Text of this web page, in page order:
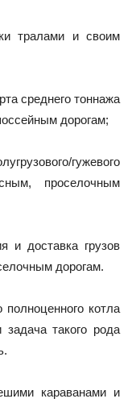
тралами и своим
среднего тоннажа
дорогам;
гужевого
проселочным
и доставка грузов
дорогам.
полноценного котла
такого рода
караванами и